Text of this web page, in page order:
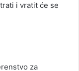
i vratit će se
za